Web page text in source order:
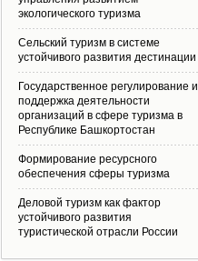
экологического туризма
Сельский туризм в системе
устойчивого развития дестинации
Государственное регулирование и
поддержка деятельности
организаций в сфере туризма в
Республике Башкортостан
Формирование ресурсного
обеспечения сферы туризма
Деловой туризм как фактор
устойчивого развития
туристической отрасли России